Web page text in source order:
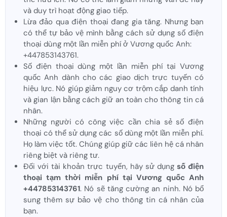
và duy trì hoạt động giao tiếp.
Lừa đảo qua điện thoại đang gia tăng. Nhưng bạn
có thể tự bảo vệ mình bằng cách sử dụng số điện
thoại dùng một lần miễn phí ở Vương quốc Anh:
+447853143761.
Số điện thoại dùng một lần miễn phí tại Vương
quốc Anh dành cho các giao dịch trực tuyến có
hiệu lực. Nó giúp giảm nguy cơ trộm cắp danh tính
và gian lận bằng cách giữ an toàn cho thông tin cá
nhân.
Những người có công việc cần chia sẻ số điện
thoại có thể sử dụng các số dùng một lần miễn phí.
Họ làm việc tốt. Chúng giúp giữ các liên hệ cá nhân
riêng biệt và riêng tư.
Đối với tài khoản trực tuyến, hãy sử dụng số điện
thoại tạm thời miễn phí tại Vương quốc Anh
+447853143761. Nó sẽ tăng cường an ninh. Nó bổ
sung thêm sự bảo vệ cho thông tin cá nhân của
bạn.